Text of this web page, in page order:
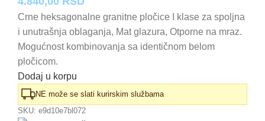
Crne heksagonalne granitne pločice I klase za spoljna
i unutrašnja oblaganja, Mat glazura, Otporne na mraz.
Mogućnost kombinovanja sa identičnom belom
pločicom.
Dodaj u korpu
NE može se slati kurirskim službama
SKU: e9d10e7bl072